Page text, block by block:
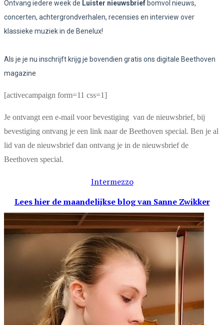
Ontvang iedere week de Luister nieuwsbrief bomvol nieuws,
concerten, achtergrondverhalen, recensies en interview over
klassieke muziek in de Benelux!
Als je je nu inschrijft krijg je bovendien gratis ons digitale Beethoven
magazine
[activecampaign form=11 css=1]
Je ontvangt een e-mail voor bevestiging van de nieuwsbrief, bij
bevestiging ontvang je een link naar de Beethoven special. Ben je al
lid van de nieuwsbrief dan ontvang je in de nieuwsbrief de
Beethoven special.
Intermezzo
Lees hier de maandelijkse blogvan Sanne Zwikker